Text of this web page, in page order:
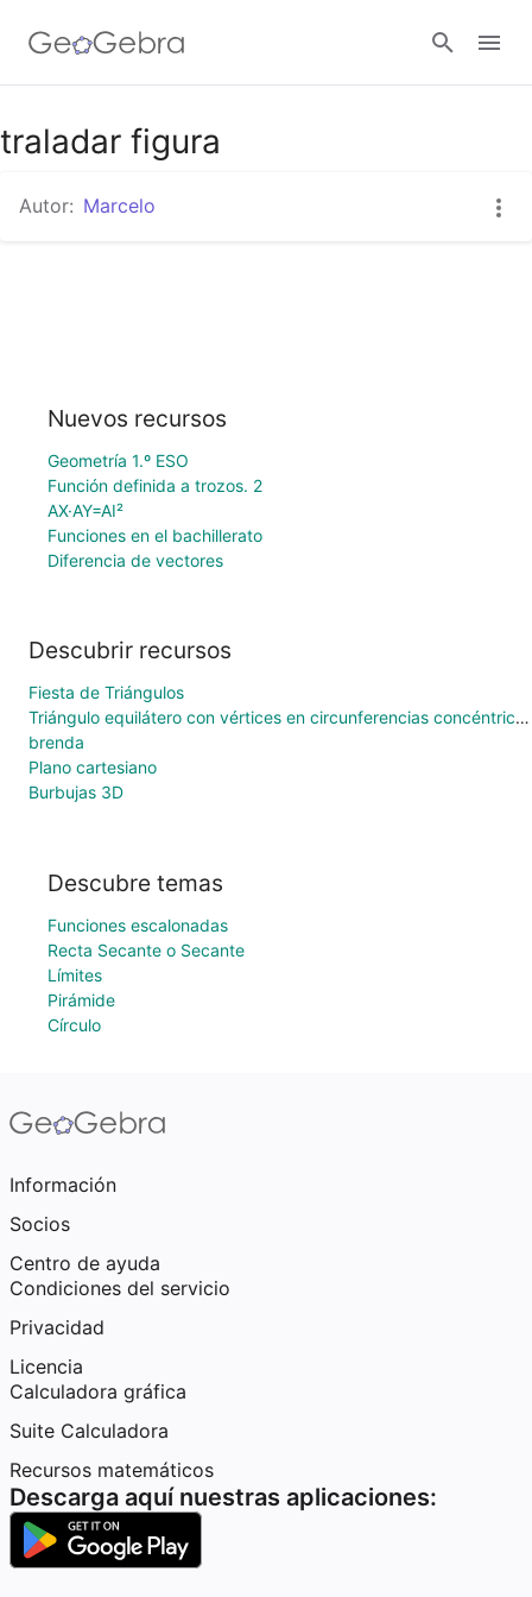
Google Classroom
GeoGebra Classroom
traladar figura
Autor: Marcelo
Nuevos recursos
Geometría 1.º ESO
Función definida a trozos. 2
AX·AY=AI²
Funciones en el bachillerato
Diferencia de vectores
Descubrir recursos
Fiesta de Triángulos
Triángulo equilátero con vértices en circunferencias concéntricas
brenda
Plano cartesiano
Burbujas 3D
Descubre temas
Funciones escalonadas
Recta Secante o Secante
Límites
Pirámide
Círculo
Información
Socios
Centro de ayuda
Condiciones del servicio
Privacidad
Licencia
Calculadora gráfica
Suite Calculadora
Recursos matemáticos
Descarga aquí nuestras aplicaciones: